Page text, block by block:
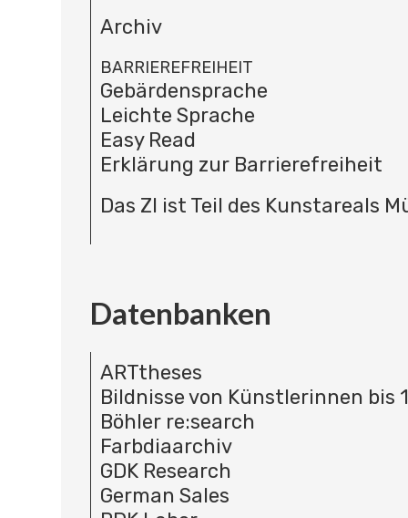
Archiv
BARRIEREFREIHEIT
Gebärdensprache
Leichte Sprache
Easy Read
Erklärung zur Barrierefreiheit
Das ZI ist Teil des Kunstareals
Datenbanken
ARTtheses
Bildnisse von Künstlerinnen bis
Böhler re:search
Farbdiaarchiv
GDK Research
German Sales